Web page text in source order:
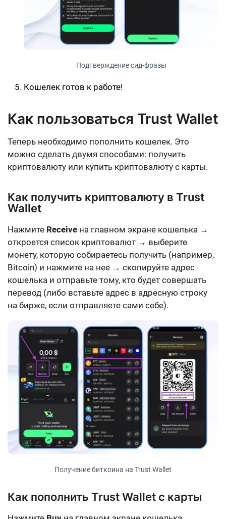
Подтверждение сид-фразы
Кошелек готов к работе!
Как пользоваться Trust Wallet
Теперь необходимо пополнить кошелек. Это
можно сделать двумя способами: получить
криптовалюту или купить криптовалюту с карты.
Как получить криптовалюту в Trust
Wallet
Нажмите Receive на главном экране кошелька →
откроется список криптовалют → выберите
монету, которую собираетесь получить (например,
Bitcoin) и нажмите на нее → скопируйте адрес
кошелька и отправьте тому, кто будет совершать
перевод (либо вставьте адрес в адресную строку
на бирже, если отправляете сами себе).
Получение биткоина на Trust Wallet
Как пополнить Trust Wallet с карты